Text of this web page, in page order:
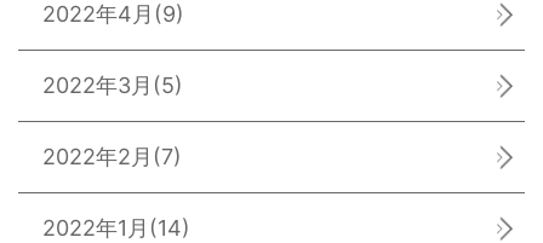
2022年4月 (9)
2022年3月 (5)
2022年2月 (7)
2022年1月 (14)